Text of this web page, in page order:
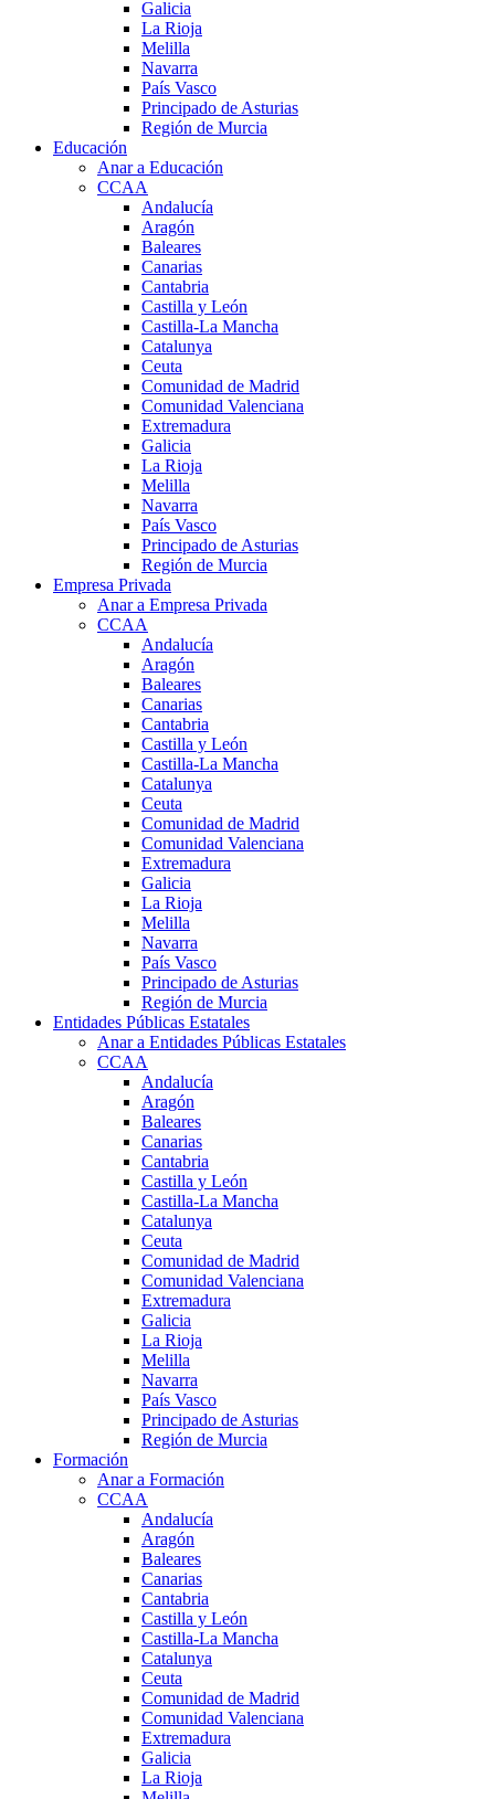
Galicia
La Rioja
Melilla
Navarra
País Vasco
Principado de Asturias
Región de Murcia
Educación
Anar a Educación
CCAA
Andalucía
Aragón
Baleares
Canarias
Cantabria
Castilla y León
Castilla-La Mancha
Catalunya
Ceuta
Comunidad de Madrid
Comunidad Valenciana
Extremadura
Galicia
La Rioja
Melilla
Navarra
País Vasco
Principado de Asturias
Región de Murcia
Empresa Privada
Anar a Empresa Privada
CCAA
Andalucía
Aragón
Baleares
Canarias
Cantabria
Castilla y León
Castilla-La Mancha
Catalunya
Ceuta
Comunidad de Madrid
Comunidad Valenciana
Extremadura
Galicia
La Rioja
Melilla
Navarra
País Vasco
Principado de Asturias
Región de Murcia
Entidades Públicas Estatales
Anar a Entidades Públicas Estatales
CCAA
Andalucía
Aragón
Baleares
Canarias
Cantabria
Castilla y León
Castilla-La Mancha
Catalunya
Ceuta
Comunidad de Madrid
Comunidad Valenciana
Extremadura
Galicia
La Rioja
Melilla
Navarra
País Vasco
Principado de Asturias
Región de Murcia
Formación
Anar a Formación
CCAA
Andalucía
Aragón
Baleares
Canarias
Cantabria
Castilla y León
Castilla-La Mancha
Catalunya
Ceuta
Comunidad de Madrid
Comunidad Valenciana
Extremadura
Galicia
La Rioja